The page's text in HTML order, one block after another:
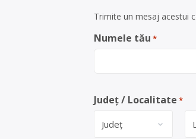
Trimite un mesaj acestui
Numele tău *
Județ / Localitate *